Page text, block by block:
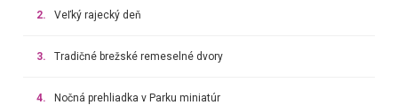
2. Veľký rajecký deň
3. Tradičné brežské remeselné dvory
4. Nočná prehliadka v Parku miniatúr